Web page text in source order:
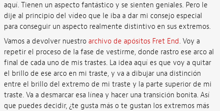
aquí. Tienen un aspecto fantástico y se sienten geniales. Pero le
dije al principio del vídeo que le iba a dar mi consejo especial
para conseguir un aspecto realmente distintivo en sus extremos.
Vamos a devolver nuestro archivo de apósitos Fret End. Voy a
repetir el proceso de la fase de vestirme, donde rastro ese arco al
final de cada uno de mis trastes. La idea aquí es que voy a quitar
el brillo de ese arco en mi traste, y va a dibujar una distinción
entre el brillo del extremo de mi traste y la parte superior de mi
traste. Va a desmarcar esa línea y hacer una transición bonita. Así
que puedes decidir, ¿te gusta más o te gustan los extremos más